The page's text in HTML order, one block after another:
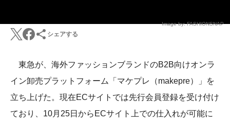
Image by: FASHIONSNAP
シェアする
東急が、海外ファッションブランドのB2B向けオンラ
イン卸売プラットフォーム「マケプレ（makepre）」を
立ち上げた。現在ECサイトでは先行会員登録を受け付け
ており、10月25日からECサイト上での仕入れが可能に